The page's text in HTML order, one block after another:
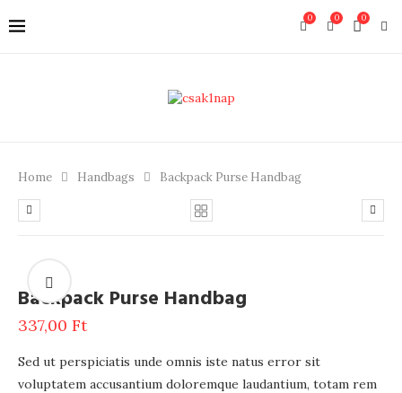
0
0
0
Home Handbags Backpack Purse Handbag
Backpack Purse Handbag
337,00 Ft
Sed ut perspiciatis unde omnis iste natus error sit
voluptatem accusantium doloremque laudantium, totam rem